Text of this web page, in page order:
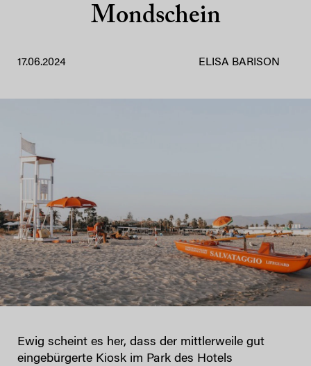
Mondschein
17.06.2024 ELISA BARISON
Ewig scheint es her, dass der mittlerweile gut
eingebürgerte Kiosk im Park des Hotels